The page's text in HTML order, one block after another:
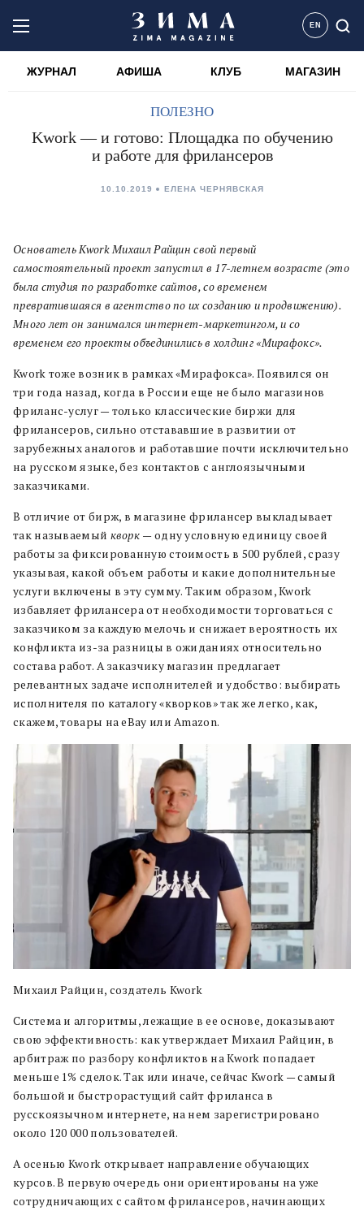
EN
ЖУРНАЛ АФИША КЛУБ МАГАЗИН
ПОЛЕЗНО
Kwork — и готово: Площадка по обучению
и работе для фрилансеров
10.10.2019 ЕЛЕНА ЧЕРНЯВСКАЯ
Основатель Kwork Михаил Райцин свой первый
самостоятельный проект запустил в 17-летнем возрасте (это
была студия по разработке сайтов, со временем
превратившаяся в агентство по их созданию и продвижению).
Много лет он занимался интернет-маркетингом, и со
временем его проекты объединились в холдинг «Мирафокс».
Kwork тоже возник в рамках «Мирафокса». Появился он
три года назад, когда в России еще не было магазинов
фриланс-услуг — только классические биржи для
фрилансеров, сильно отстававшие в развитии от
зарубежных аналогов и работавшие почти исключительно
на русском языке, без контактов с англоязычными
заказчиками.
В отличие от бирж, в магазине фрилансер выкладывает
так называемый кворк — одну условную единицу своей
работы за фиксированную стоимость в 500 рублей, сразу
указывая, какой объем работы и какие дополнительные
услуги включены в эту сумму. Таким образом, Kwork
избавляет фрилансера от необходимости торговаться с
заказчиком за каждую мелочь и снижает вероятность их
конфликта из-за разницы в ожиданиях относительно
состава работ. А заказчику магазин предлагает
релевантных задаче исполнителей и удобство: выбирать
исполнителя по каталогу «кворков» так же легко, как,
скажем, товары на eBay или Amazon.
Михаил Райцин, создатель Kwork
Система и алгоритмы, лежащие в ее основе, доказывают
свою эффективность: как утверждает Михаил Райцин, в
арбитраж по разбору конфликтов на Kwork попадает
меньше 1% сделок. Так или иначе, сейчас Kwork — самый
большой и быстрорастущий сайт фриланса в
русскоязычном интернете, на нем зарегистрировано
около 120 000 пользователей.
А осенью Kwork открывает направление обучающих
курсов. В первую очередь они ориентированы на уже
сотрудничающих с сайтом фрилансеров, начинающих